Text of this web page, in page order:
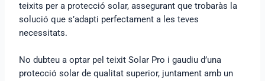
teixits per a protecció solar, assegurant que trobaràs la
solució que s’adapti perfectament a les teves
necessitats.
No dubteu a optar pel teixit Solar Pro i gaudiu d’una
protecció solar de qualitat superior, juntament amb un